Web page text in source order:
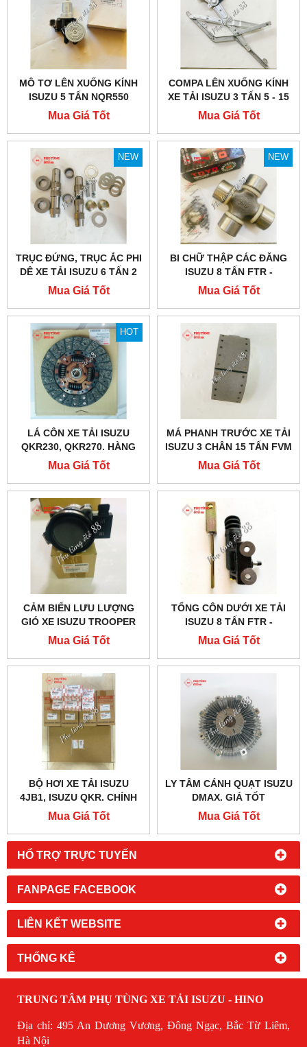
HỔ TRỢ TRỰC TUYẾN
FANPAGE FACEBOOK
LIÊN KẾT WEBSITE
THỐNG KÊ
MÔ TƠ LÊN XUỐNG KÍNH
ISUZU 5 TẤN NQR550
Mua Giá Tốt
COMPA LÊN XUỐNG KÍNH
XE TẢI ISUZU 3 TẤN 5 - 15
TẤN
Mua Giá Tốt
NEW
TRỤC ĐỨNG, TRỤC ẮC PHI
DÊ XE TẢI ISUZU 6 TẤN 2
Mua Giá Tốt
NEW
BI CHỮ THẬP CÁC ĐĂNG
ISUZU 8 TẤN FTR -
1373001021
Mua Giá Tốt
HOT
LÁ CÔN XE TẢI ISUZU
QKR230, QKR270. HÀNG
CHÍNH HÃNG
Mua Giá Tốt
MÁ PHANH TRƯỚC XE TẢI
ISUZU 3 CHÂN 15 TẤN FVM
CẢ XƯƠNG - 1471703160
Mua Giá Tốt
CẢM BIẾN LƯU LƯỢNG
GIÓ XE ISUZU TROOPER
CHÍNH HÃNG - 8251668461
Mua Giá Tốt
TỔNG CÔN DƯỚI XE TẢI
ISUZU 8 TẤN FTR -
1475700503
Mua Giá Tốt
BỘ HƠI XE TẢI ISUZU
4JB1, ISUZU QKR. CHÍNH
HÃNG, GIÁ TỐT
Mua Giá Tốt
LY TÂM CÁNH QUẠT ISUZU
DMAX. GIÁ TỐT
Mua Giá Tốt
TRUNG TÂM PHỤ TÙNG XE TẢI ISUZU - HINO
Địa chỉ: 495 An Dương Vương, Đông Ngạc, Bắc Từ Liêm,
Hà Nội